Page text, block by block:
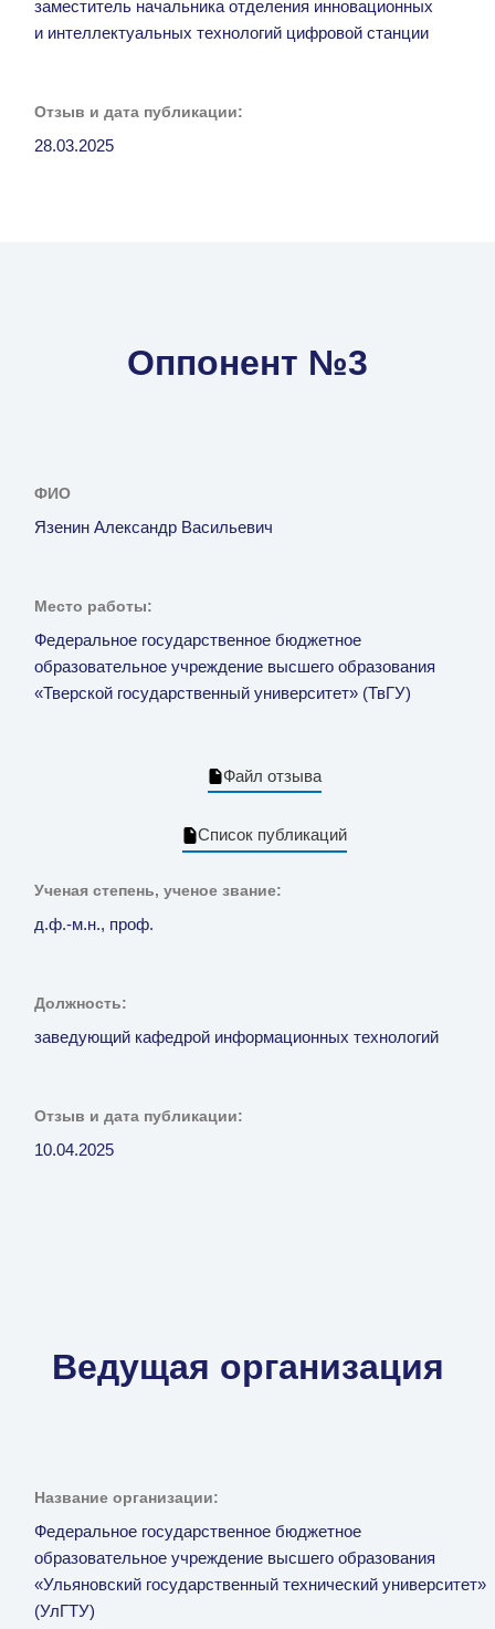
заместитель начальника отделения инновационных
и интеллектуальных технологий цифровой станции
Отзыв и дата публикации:
28.03.2025
Оппонент №3
ФИО
Язенин Александр Васильевич
Место работы:
Федеральное государственное бюджетное
образовательное учреждение высшего образования
«Тверской государственный университет» (ТвГУ)
Файл отзыва
Список публикаций
Ученая степень, ученое звание:
д.ф.-м.н., проф.
Должность:
заведующий кафедрой информационных технологий
Отзыв и дата публикации:
10.04.2025
Ведущая организация
Название организации:
Федеральное государственное бюджетное
образовательное учреждение высшего образования
«Ульяновский государственный технический университет»
(УлГТУ)